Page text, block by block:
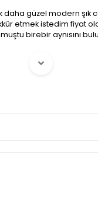
güzel modern şık
etmek istedim fiyat
birebir aynısını
ilgi gösterdi ve